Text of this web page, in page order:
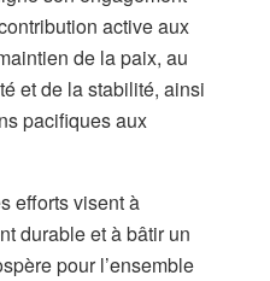
active aux
de la paix, au
et de la stabilité, ainsi
pacifiques aux
efforts visent à
durable et à bâtir un
pour l’ensemble